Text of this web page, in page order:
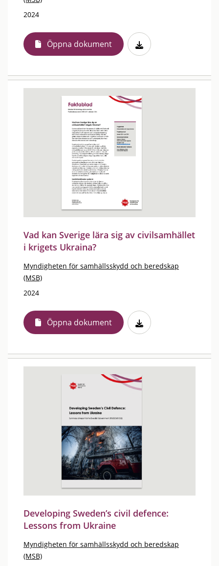
2024
Öppna dokument
Vad kan Sverige lära sig av civilsamhället
i krigets Ukraina?
Myndigheten för samhällsskydd och beredskap
(MSB)
2024
Öppna dokument
Developing Sweden’s civil defence:
Lessons from Ukraine
Myndigheten för samhällsskydd och beredskap
(MSB)